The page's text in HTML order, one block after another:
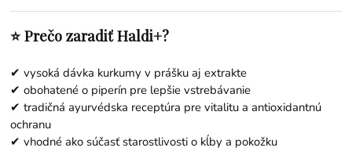
⭐ Prečo zaradiť Haldi+?
✔ vysoká dávka kurkumy v prášku aj extrakte
✔ obohatené o piperín pre lepšie vstrebávanie
✔ tradičná ayurvédska receptúra pre vitalitu a antioxidantnú
ochranu
✔ vhodné ako súčasť starostlivosti o kĺby a pokožku